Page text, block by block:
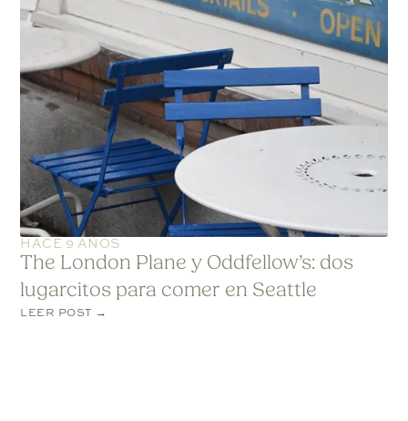
HACE 9 AÑOS
The London Plane y Oddfellow’s: dos
lugarcitos para comer en Seattle
LEER POST →